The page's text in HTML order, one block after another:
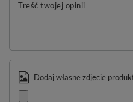
Treść twojej opinii
Dodaj własne zdjęcie